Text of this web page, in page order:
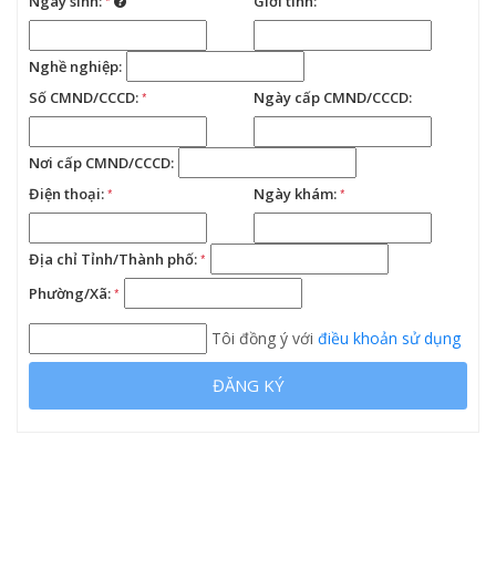
Nghề nghiệp:
Số CMND/CCCD:* Ngày cấp CMND/CCCD:
Nơi cấp CMND/CCCD:
Điện thoại:* Ngày khám:*
Địa chỉ Tỉnh/Thành phố:*
Phường/Xã:*
Tôi đồng ý với điều khoản sử dụng
ĐĂNG KÝ